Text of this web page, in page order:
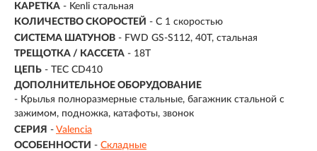
КАРЕТКА - Kenli стальная
КОЛИЧЕСТВО СКОРОСТЕЙ - С 1 скоростью
СИСТЕМА ШАТУНОВ - FWD GS-S112, 40T, стальная
ТРЕЩОТКА / КАССЕТА - 18T
ЦЕПЬ - TEC CD410
ДОПОЛНИТЕЛЬНОЕ ОБОРУДОВАНИЕ
- Крылья полноразмерные стальные, багажник стальной с
зажимом, подножка, катафоты, звонок
СЕРИЯ - Valencia
ОСОБЕННОСТИ - Складные